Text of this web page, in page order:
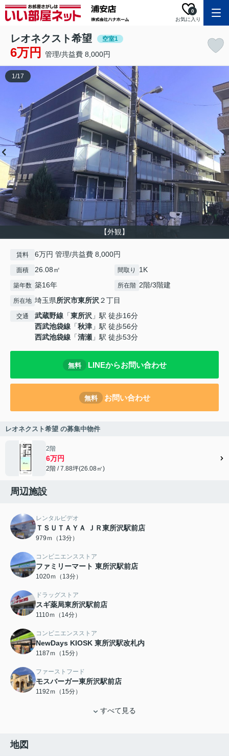
お気に入り
0
レオネクスト希望 空室1
6万円 管理/共益費 8,000円
【外観】
1/17
賃料 6万円 管理/共益費 8,000円
面積 26.08㎡ 間取り 1K
築年数 築16年 所在階 2階/3階建
所在地 埼玉県所沢市東所沢２丁目
交通 武蔵野線 「東所沢 」駅 徒歩16分
西武池袋線 「秋津 」駅 徒歩56分
西武池袋線 「清瀬 」駅 徒歩53分
無料 LINEからお問い合わせ
無料 お問い合わせ
レオネクスト希望 の募集中物件
2階
6万円
2階 / 7.88坪(26.08㎡)
周辺施設
レンタルビデオ
ＴＳＵＴＡＹＡ ＪＲ東所沢駅前店
979ｍ（13分）
コンビニエンスストア
ファミリーマート 東所沢駅前店
1020ｍ（13分）
ドラッグストア
スギ薬局東所沢駅前店
1110ｍ（14分）
コンビニエンスストア
NewDays KIOSK 東所沢駅改札内
1187ｍ（15分）
ファーストフード
モスバーガー東所沢駅前店
1192ｍ（15分）
すべて見る
地図